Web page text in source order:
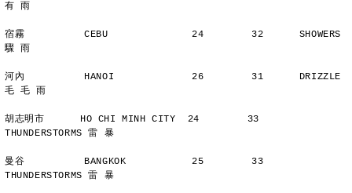
有 雨
宿霧          CEBU              24        32      SHOWERS
驟 雨
河內          HANOI             26        31      DRIZZLE
毛 毛 雨
胡志明市      HO CHI MINH CITY  24        33
THUNDERSTORMS 雷 暴
曼谷          BANGKOK           25        33
THUNDERSTORMS 雷 暴